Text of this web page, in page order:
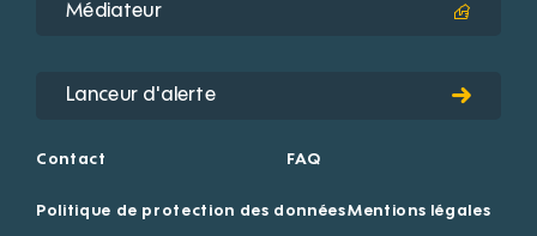
Médiateur
Lanceur d'alerte
Contact FAQ
Politique de protection des donnéesMentions légales